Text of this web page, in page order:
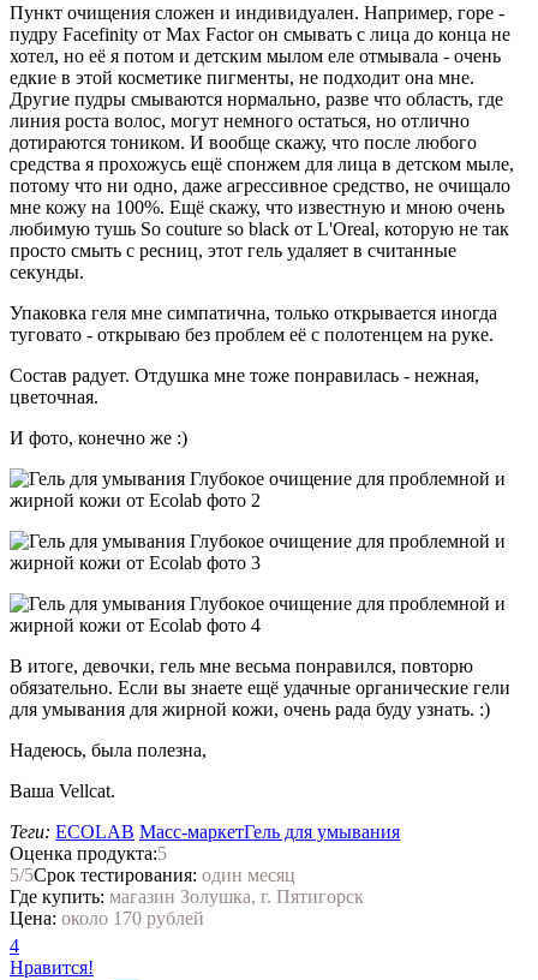
Пункт очищения сложен и индивидуален. Например, горе -
пудру Facefinity от Max Factor он смывать с лица до конца не
хотел, но её я потом и детским мылом еле отмывала - очень
едкие в этой косметике пигменты, не подходит она мне.
Другие пудры смываются нормально, разве что область, где
линия роста волос, могут немного остаться, но отлично
дотираются тоником. И вообще скажу, что после любого
средства я прохожусь ещё спонжем для лица в детском мыле,
потому что ни одно, даже агрессивное средство, не очищало
мне кожу на 100%. Ещё скажу, что известную и мною очень
любимую тушь So couture so black от L'Oreal, которую не так
просто смыть с ресниц, этот гель удаляет в считанные
секунды.
Упаковка геля мне симпатична, только открывается иногда
туговато - открываю без проблем её с полотенцем на руке.
Состав радует. Отдушка мне тоже понравилась - нежная,
цветочная.
И фото, конечно же :)
В итоге, девочки, гель мне весьма понравился, повторю
обязательно. Если вы знаете ещё удачные органические гели
для умывания для жирной кожи, очень рада буду узнать. :)
Надеюсь, была полезна,
Ваша Vellcat.
Теги: ECOLAB Масс-маркетГель для умывания
Оценка продукта:5
5/5Срок тестирования: один месяц
Где купить: магазин Золушка, г. Пятигорск
Цена: около 170 рублей
4
Нравится!